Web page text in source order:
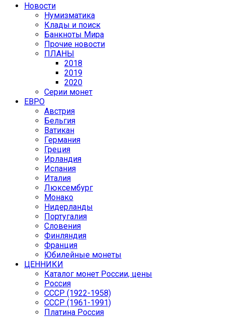
Новости
Нумизматика
Клады и поиск
Банкноты Мира
Прочие новости
ПЛАНЫ
2018
2019
2020
Серии монет
ЕВРО
Австрия
Бельгия
Ватикан
Германия
Греция
Ирландия
Испания
Италия
Люксембург
Монако
Нидерланды
Португалия
Словения
Финляндия
Франция
Юбилейные монеты
ЦЕННИКИ
Каталог монет России, цены
Россия
СССР (1922-1958)
CCCР (1961-1991)
Платина Россия